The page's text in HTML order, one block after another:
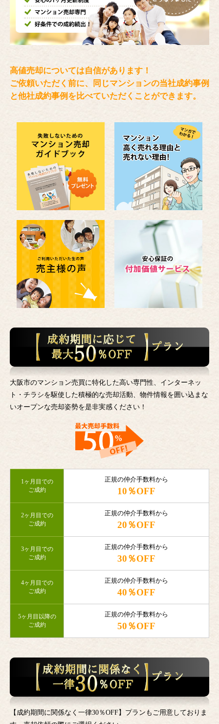
高値売却については自信があります！
ご依頼いただく前に、同じマンションの当社成約事例
と他社成約事例を比べていただくことができます。
大阪市のマンション売買に特化した高い専門性、インターネッ
ト・チラシを駆使した積極的な売却活動、 物件情報を囲い込まな
いオープンな売却姿勢を是非実感ください！
1ヶ月目での
ご成約
正規の仲介手数料から
10％OFF
2ヶ月目での
ご成約
正規の仲介手数料から
20％OFF
3ヶ月目での
ご成約
正規の仲介手数料から
30％OFF
4ヶ月目での
ご成約
正規の仲介手数料から
40％OFF
5ヶ月目以降の
ご成約
正規の仲介手数料から
50％OFF
【成約期間に関係なく一律30％OFF】プランもご用意しておりま